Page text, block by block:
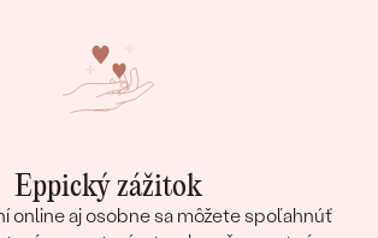
Eppický zážitok
online aj osobne sa môžete spoľahnúť